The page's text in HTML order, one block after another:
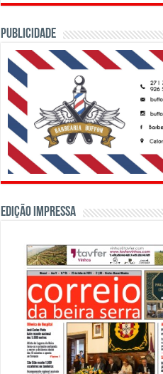
PUBLICIDADE
Edição Impressa